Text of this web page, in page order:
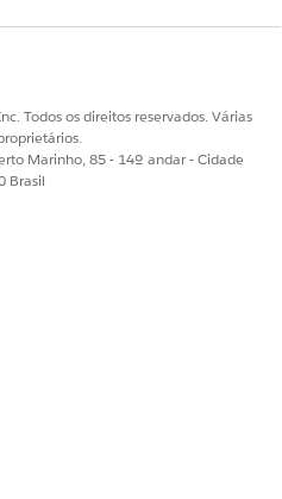
Todos os direitos reservados. Várias
Marinho, 85 - 14º andar - Cidade
Brasil